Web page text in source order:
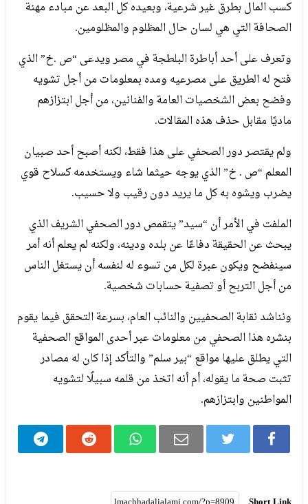
كسب المال بطرق غير شرعية، وبعيده كل البعد عن مبادء مهنة
الصحافة التي هي لسان حال المظلوم والمظلومين.
وتعرف على أحد أباطرة البلطجة في مصر ويدعى “ص .خ” الذي
فتح له الطريق على مصرعيه ومده بمعلومات من أجل تشويه
وفضح بعض الشخصيات العامة والفنانين، من أجل ابتزازهم
ماديًا مقابل حذف هذه المقالات.
ولم يقتصر دور الصحفي على هذا فقط، لكنه أصبح أحد صبيان
المعلم “ص . خ” الذي يوجه حيثما شاء ويستخدمه كسلاح قوي
يضرب ويشوه به كل ما يريد دون رقيب ولا حسيب.
الملفت في الأمر أن “سيد” يتقمص دور الصحفي الشريف الذي
يبحث عن الحقيقة دفاعًا عن بلده ودينه، ولكنه لم يعلم أنه أمر
سينفضح ويكون عبرة لكل من تسوء له لنفسه أن يستغل الناس
من أجل التربح أو تصفية حسابات شخصية.
ونناشد نقابة الصحفيين والنائب العام، بسرعة التحقق فيما يقوم
بنشره هذا الصحفي من معلومات عبر أحدى المواقع الصحفية
التي يطلق عليها مواقع “بير سلم” والتأكد إذا كان له مصادر
تثبت صحة ما يقوله، أم أنه اتخذ من قلمه سبيلًا لتشويه
المواطنين وابتزازهم.